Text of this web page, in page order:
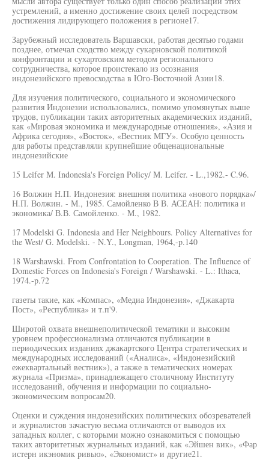
устремлений, а именно достижение своих целей посредством
достижения лидирующего положения в регионе17.
Зарубежный исследователь Варшавски, работая десятью годами
позднее, отмечал сходство между сукарновской политикой
конфронтации и сухартовским методом регионального
сотрудничества, которое проистекало из осознания
индонезийского превосходства в Юго-Восточной Азии18.
Для изучения политического, социального и экономического
развития Индонезии использовались, помимо упомянутых выше
трудов, публикации таких авторитетных академических изданий,
как «Мировая экономика и международные отношения», «Азия и
Африка сегодня», «Восток», «Вестник МГУ». Особую ценность
для работы представляли крупнейшие общенациональные
индонезийские
15 Leifer М. Indonesia's Foreign Policy/ М. Leifer. - L.,1982.- C.96.
16 Волжин Н.П. Индонезия: внешняя политика «нового порядка»/
Н.П. Волжин. - М., 1985. Самойленко В В. АСЕАН: политика и
экономика/ В.В. Самойленко. - М., 1982.
17 Modelski G. Indonesia and Her Neighbours. Policy Alternatives for
the West/ G. Modelski. - N.Y., Longman, 1964,-p.140
18 Warshawski. From Confrontation to Cooperation. The Influence of
Domestic Forces on Indonesia's Foreign / Warshawski. - L.: Ithaca,
1974.-p.72
газеты такие, как «Компас», «Медиа Индонезия», «Джакарта
Пост», «Республика» и т.п'9.
Широтой охвата внешнеполитической тематики и высоким
уровнем профессионализма отличаются публикации в
периодических изданиях джакартского Центра стратегических и
международных исследований («Аналиса», «Индонезийский
ежеквартальный вестник»), а также в тематических номерах
журнала «Призма», принадлежащего столичному Институту
исследований, обучения и информации по социально-
экономическим вопросам20.
Оценки и суждения индонезийских политических обозревателей
и журналистов зачастую весьма отличаются от выводов их
западных коллег, с которыми можно ознакомиться с помощью
таких авторитетных журнальных изданий, как «Эйшен вик», «Фар
истерн икэномик ривью», «Экономист» и другие21.